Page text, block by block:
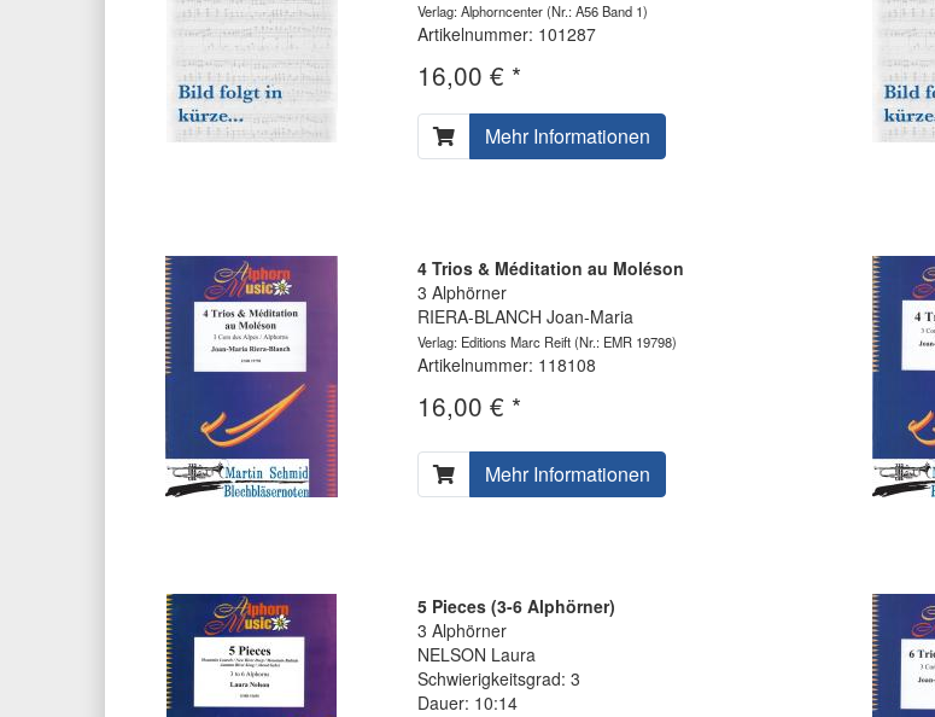
Verlag: Alphorncenter(Nr.: A56 Band 1)
Artikelnummer: 101287
16,00 € *
Mehr Informationen
4 Trios & Méditation au Moléson
3 Alphörner
RIERA-BLANCH Joan-Maria
Verlag: Editions Marc Reift(Nr.: EMR 19798)
Artikelnummer: 118108
16,00 € *
Mehr Informationen
5 Pieces (3-6 Alphörner)
3 Alphörner
NELSON Laura
Schwierigkeitsgrad: 3
Dauer: 10:14